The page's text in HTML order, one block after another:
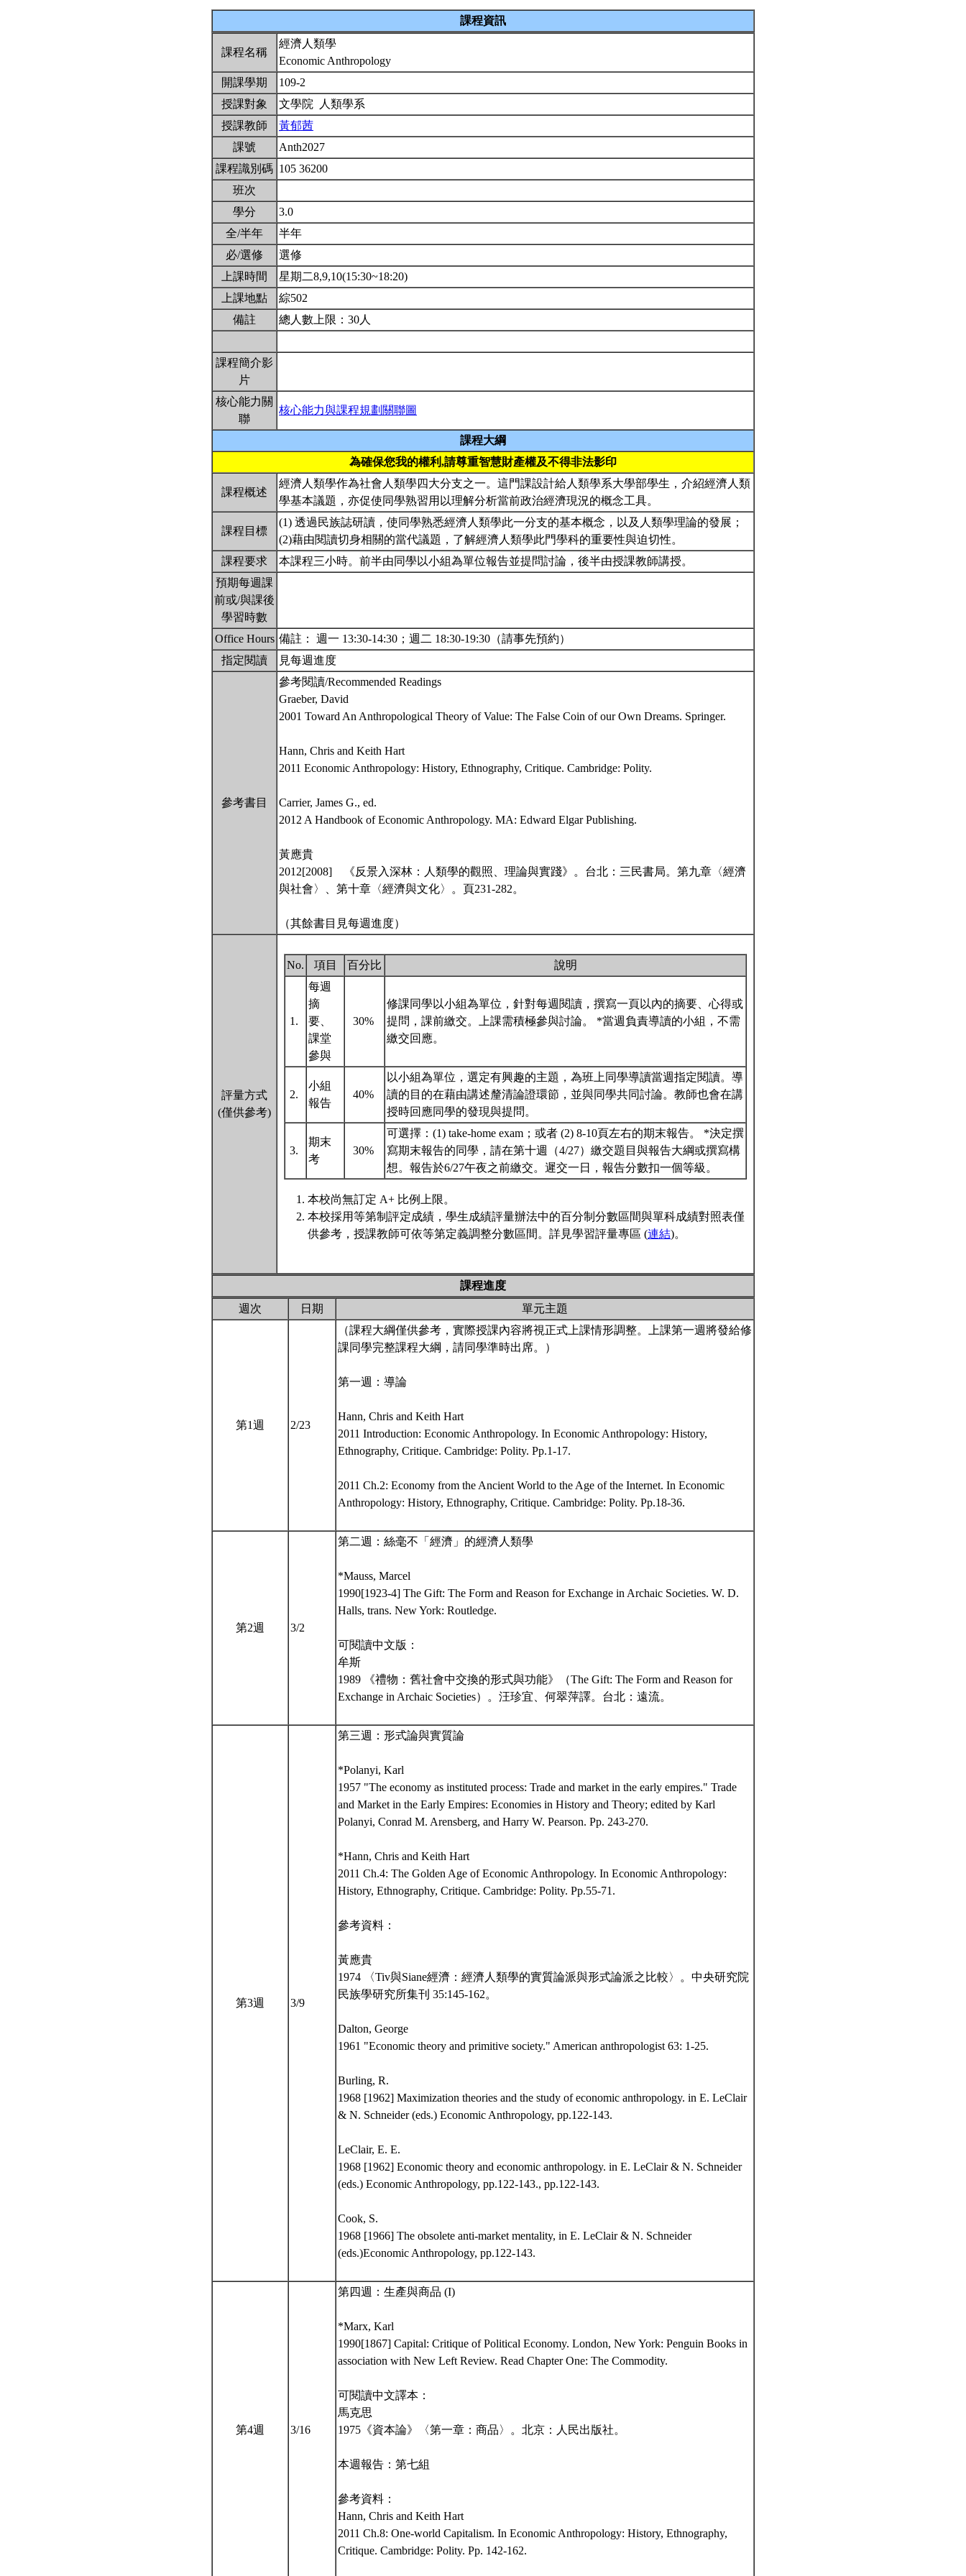
課程資訊
課程名稱
經濟人類學
Economic Anthropology
開課學期
109-2
授課對象
文學院 人類學系
授課教師
黃郁茜
課號
Anth2027
課程識別碼 105 36200
班次
學分
3.0
全/半年
半年
必/選修
選修
上課時間
星期二8,9,10(15:30~18:20)
上課地點
綜502
備註
總人數上限：30人
課程簡介影
片
核心能力關
聯
核心能力與課程規劃關聯圖
課程大綱
為確保您我的權利,請尊重智慧財產權及不得非法影印
課程概述
經濟人類學作為社會人類學四大分支之一。這門課設計給人類學系大學部學生，介紹經濟人類
學基本議題，亦促使同學熟習用以理解分析當前政治經濟現況的概念工具。
課程目標
(1) 透過民族誌研讀，使同學熟悉經濟人類學此一分支的基本概念，以及人類學理論的發展；
(2)藉由閱讀切身相關的當代議題，了解經濟人類學此門學科的重要性與迫切性。
課程要求
本課程三小時。前半由同學以小組為單位報告並提問討論，後半由授課教師講授。
預期每週課
前或/與課後
學習時數
Office Hours 備註： 週一 13:30-14:30；週二 18:30-19:30（請事先預約）
指定閱讀
見每週進度
參考書目
參考閱讀/Recommended Readings
Graeber, David
2001 Toward An Anthropological Theory of Value: The False Coin of our Own Dreams. Springer.
Hann, Chris and Keith Hart
2011 Economic Anthropology: History, Ethnography, Critique. Cambridge: Polity.
Carrier, James G., ed.
2012 A Handbook of Economic Anthropology. MA: Edward Elgar Publishing.
黃應貴
2012[2008] 《反景入深林：人類學的觀照、理論與實踐》。台北：三民書局。第九章〈經濟
與社會〉、第十章〈經濟與文化〉。頁231-282。
（其餘書目見每週進度）
評量方式
(僅供參考)
No. 項目 百分比 說明
1.
每週
摘
要、
課堂
參與
30%
修課同學以小組為單位，針對每週閱讀，撰寫一頁以內的摘要、心得或
提問，課前繳交。上課需積極參與討論。 *當週負責導讀的小組，不需
繳交回應。
2.
小組
報告
40%
以小組為單位，選定有興趣的主題，為班上同學導讀當週指定閱讀。導
讀的目的在藉由講述釐清論證環節，並與同學共同討論。教師也會在講
授時回應同學的發現與提問。
3.
期末
考
30%
可選擇：(1) take-home exam；或者 (2) 8-10頁左右的期末報告。 *決定撰
寫期末報告的同學，請在第十週（4/27）繳交題目與報告大綱或撰寫構
想。報告於6/27午夜之前繳交。遲交一日，報告分數扣一個等級。
本校尚無訂定 A+ 比例上限。
本校採用等第制評定成績，學生成績評量辦法中的百分制分數區間與單科成績對照表僅
供參考，授課教師可依等第定義調整分數區間。詳見學習評量專區 (連結)。
課程進度
週次
日期 單元主題
第1週 2/23
（課程大綱僅供參考，實際授課內容將視正式上課情形調整。上課第一週將發給修
課同學完整課程大綱，請同學準時出席。）
第一週：導論
Hann, Chris and Keith Hart
2011 Introduction: Economic Anthropology. In Economic Anthropology: History,
Ethnography, Critique. Cambridge: Polity. Pp.1-17.
2011 Ch.2: Economy from the Ancient World to the Age of the Internet. In Economic
Anthropology: History, Ethnography, Critique. Cambridge: Polity. Pp.18-36.
第2週 3/2
第二週：絲毫不「經濟」的經濟人類學
*Mauss, Marcel
1990[1923-4] The Gift: The Form and Reason for Exchange in Archaic Societies. W. D.
Halls, trans. New York: Routledge.
可閱讀中文版：
牟斯
1989 《禮物：舊社會中交換的形式與功能》（The Gift: The Form and Reason for
Exchange in Archaic Societies）。汪珍宜、何翠萍譯。台北：遠流。
第3週 3/9
第三週：形式論與實質論
*Polanyi, Karl
1957 "The economy as instituted process: Trade and market in the early empires." Trade
and Market in the Early Empires: Economies in History and Theory; edited by Karl
Polanyi, Conrad M. Arensberg, and Harry W. Pearson. Pp. 243-270.
*Hann, Chris and Keith Hart
2011 Ch.4: The Golden Age of Economic Anthropology. In Economic Anthropology:
History, Ethnography, Critique. Cambridge: Polity. Pp.55-71.
參考資料：
黃應貴
1974 〈Tiv與Siane經濟：經濟人類學的實質論派與形式論派之比較〉。中央研究院
民族學研究所集刊 35:145-162。
Dalton, George
1961 "Economic theory and primitive society." American anthropologist 63: 1-25.
Burling, R.
1968 [1962] Maximization theories and the study of economic anthropology. in E. LeClair
& N. Schneider (eds.) Economic Anthropology, pp.122-143.
LeClair, E. E.
1968 [1962] Economic theory and economic anthropology. in E. LeClair & N. Schneider
(eds.) Economic Anthropology, pp.122-143., pp.122-143.
Cook, S.
1968 [1966] The obsolete anti-market mentality, in E. LeClair & N. Schneider
(eds.)Economic Anthropology, pp.122-143.
第4週 3/16
第四週：生產與商品 (I)
*Marx, Karl
1990[1867] Capital: Critique of Political Economy. London, New York: Penguin Books in
association with New Left Review. Read Chapter One: The Commodity.
可閱讀中文譯本：
馬克思
1975《資本論》〈第一章：商品〉。北京：人民出版社。
本週報告：第七組
參考資料：
Hann, Chris and Keith Hart
2011 Ch.8: One-world Capitalism. In Economic Anthropology: History, Ethnography,
Critique. Cambridge: Polity. Pp. 142-162.